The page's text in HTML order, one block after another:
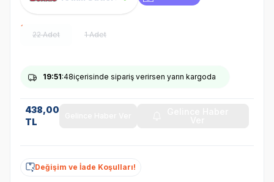
22 Adet 1 Adet
19:51:47içerisinde sipariş verirsen yarın kargoda
438,00
TL
Değişim ve İade Koşulları!